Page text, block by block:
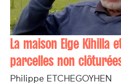
La maison Elge Kihilla
parcelles non
Philippe ETCHEGOYHEN